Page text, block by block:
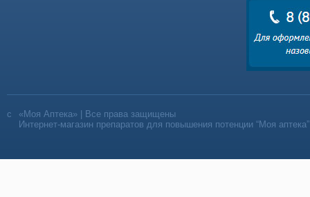
«Моя Аптека» | Все права защищены
Интернет-магазин препаратов для повышения потенции “Моя